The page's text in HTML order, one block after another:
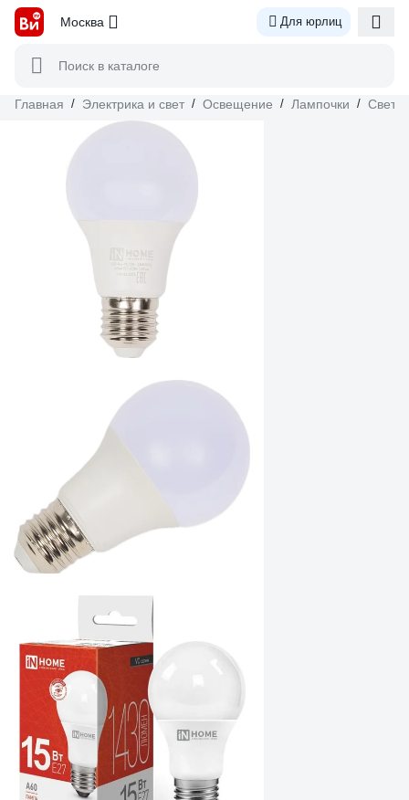
Москва Для юрлиц
Поиск в каталоге
Главная / Электрика и свет / Освещение / Лампочки /